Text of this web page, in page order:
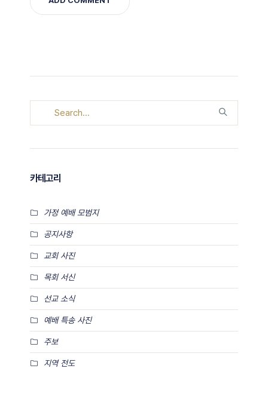
카테고리
가정 예배 모범지
공지사항
교회 사진
목회 서신
선교 소식
예배 특송 사진
주보
지역 전도